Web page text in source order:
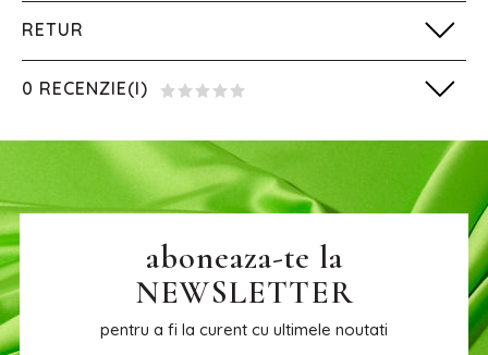
RETUR
0 RECENZIE(I)
aboneaza-te la
NEWSLETTER
pentru a fi la curent cu ultimele noutati